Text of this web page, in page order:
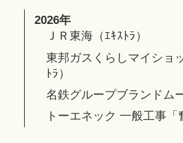
2026年
ＪＲ東海（ｴｷｽﾄﾗ）
東邦ガスくらしマイショ
ﾄﾗ）
名鉄グループブランドム
トーエネック 一般工事「